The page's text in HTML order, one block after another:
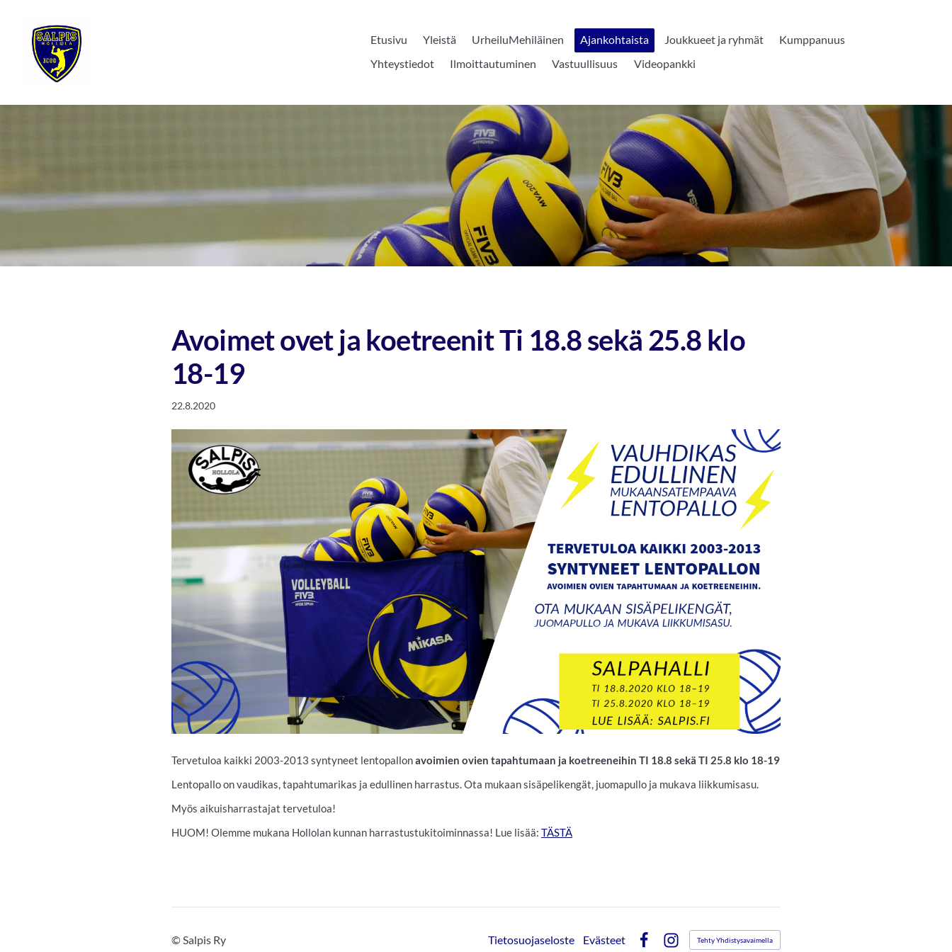
sisältöön
Sivuston etusivulle
Etusivu Yleistä UrheiluMehiläinen Ajankohtaista Joukkueet ja ryhmät
Kumppanuus
Yhteystiedot
Ilmoittautuminen Vastuullisuus Videopankki
Avoimet ovet ja koetreenit Ti 18.8 sekä 25.8 klo
18-19
22.8.2020
Tervetuloa kaikki 2003-2013 syntyneet lentopallonavoimien ovien tapahtumaan ja koetreeneihin TI 18.8 sekä TI 25.8 klo 18-19
Lentopallo on vaudikas, tapahtumarikas ja edullinen harrastus. Ota mukaan sisäpelikengät, juomapullo ja mukava liikkumisasu.
Myös aikuisharrastajat tervetuloa!
HUOM! Olemme mukana Hollolan kunnan harrastustukitoiminnassa! Lue lisää: TÄSTÄ
©Salpis Ry Tietosuojaseloste
Evästeet
Tehty Yhdistysavaimella